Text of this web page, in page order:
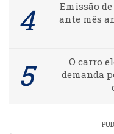
Emissão de
ante mês
O carro
demanda